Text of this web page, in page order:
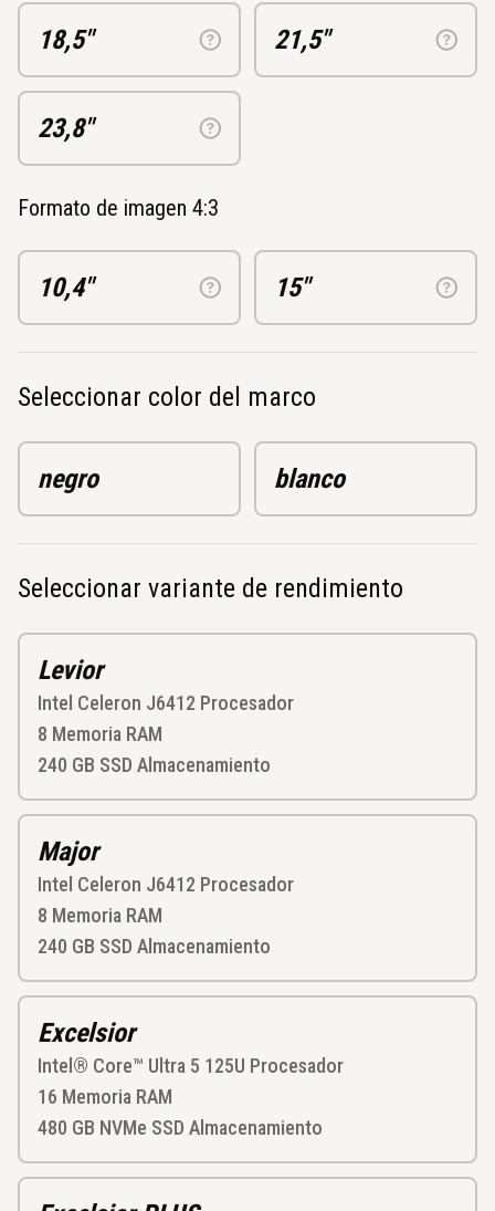
18,5" 21,5"
23,8"
Formato de imagen 4:3
10,4" 15"
Seleccionar color del marco
negro blanco
Seleccionar variante de rendimiento
Levior
Intel Celeron J6412 Procesador
8 Memoria RAM
240 GB SSD Almacenamiento
Major
Intel Celeron J6412 Procesador
8 Memoria RAM
240 GB SSD Almacenamiento
Excelsior
Intel® Core™ Ultra 5 125U Procesador
16 Memoria RAM
480 GB NVMe SSD Almacenamiento